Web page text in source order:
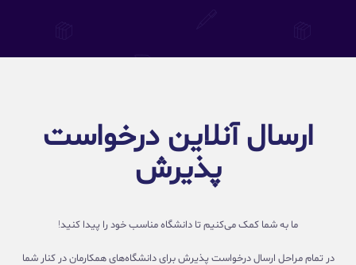
ارسال آنلاین درخواست
پذیرش
ما به شما کمک می‌کنیم تا دانشگاه مناسب خود را پیدا کنید!
در تمام مراحل ارسال درخواست پذیرش برای دانشگاه‌های همکارمان در کنار شما